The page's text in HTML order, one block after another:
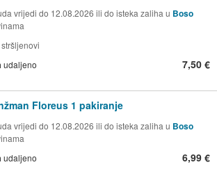
vrijedi do 12.08.2026 ili do isteka zaliha u Boso
udaljeno 7,50 €
Floreus 1 pakiranje
vrijedi do 12.08.2026 ili do isteka zaliha u Boso
udaljeno 6,99 €